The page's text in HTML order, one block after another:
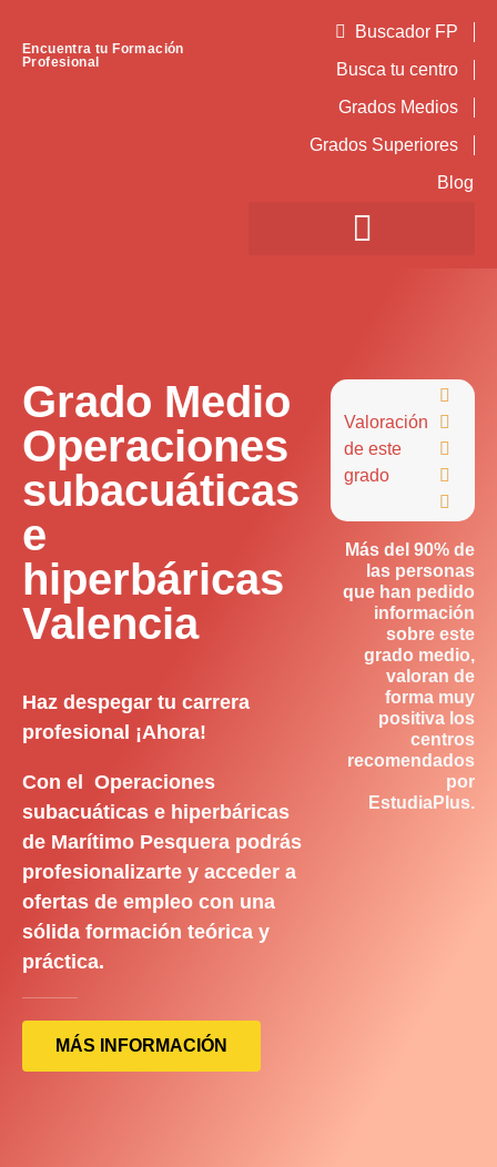
Encuentra tu Formación
Profesional
Buscador FP
Busca tu centro
Grados Medios
Grados Superiores
Blog
Grado Medio
Operaciones
subacuáticas
e
hiperbáricas
Valencia
Haz despegar tu carrera
profesional ¡Ahora!
Con el Operaciones
subacuáticas e hiperbáricas
de Marítimo Pesquera podrás
profesionalizarte y acceder a
ofertas de empleo con una
sólida formación teórica y
práctica.
MÁS INFORMACIÓN
Valoración
de este
grado





Más del 90% de
las personas
que han pedido
información
sobre este
grado medio,
valoran de
forma muy
positiva los
centros
recomendados
por
EstudiaPlus.